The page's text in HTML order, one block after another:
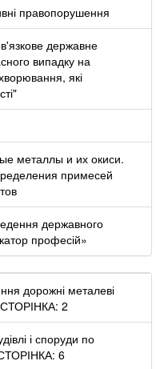
правопорушення
державне
випадку на
які
металлы и их окиси.
примесей
державного
професій»
дорожні металеві
СТОРІНКА: 2
і споруди по
6